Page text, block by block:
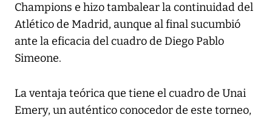
Champions e hizo tambalear la continuidad del
Atlético de Madrid, aunque al final sucumbió
ante la eficacia del cuadro de Diego Pablo
Simeone.
La ventaja teórica que tiene el cuadro de Unai
Emery, un auténtico conocedor de este torneo,